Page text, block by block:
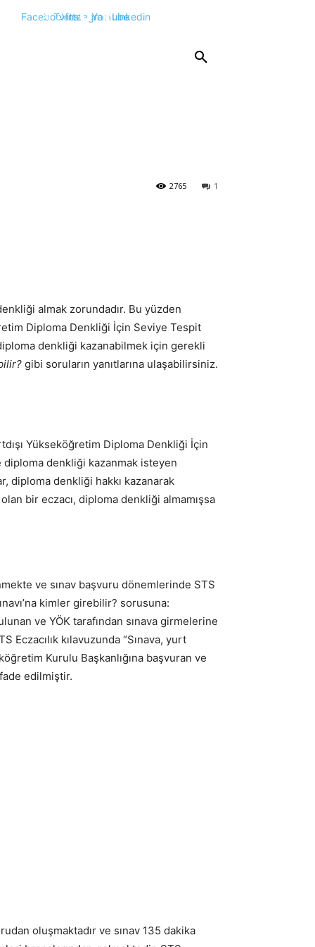
FacebookTwitter
InstagramYoutubeLinkedin
1
2765
almak zorundadır. Bu yüzden
Diploma Denkliği İçin Seviye Tespit
diploma denkliği kazanabilmek için gerekli
gibi soruların yanıtlarına ulaşabilirsiniz.
Yükseköğretim Diploma Denkliği İçin
diploma denkliği kazanmak isteyen
diploma denkliği hakkı kazanarak
bir eczacı, diploma denkliği almamışsa
ve sınav başvuru dönemlerinde STS
kimler girebilir? sorusuna:
ve YÖK tarafından sınava girmelerine
Eczacılık kılavuzunda “Sınava, yurt
Kurulu Başkanlığına başvuran ve
edilmiştir.
oluşmaktadır ve sınav 135 dakika